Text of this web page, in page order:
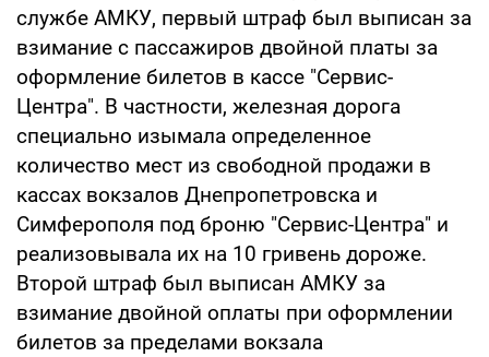
службе АМКУ, первый штраф был выписан за
взимание с пассажиров двойной платы за
оформление билетов в кассе "Сервис-
Центра". В частности, железная дорога
специально изымала определенное
количество мест из свободной продажи в
кассах вокзалов Днепропетровска и
Симферополя под броню "Сервис-Центра" и
реализовывала их на 10 гривень дороже.
Второй штраф был выписан АМКУ за
взимание двойной оплаты при оформлении
билетов за пределами вокзала